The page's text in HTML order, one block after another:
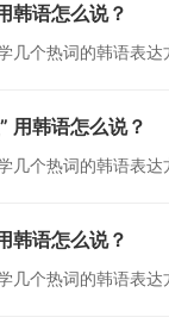
韩语怎么说？
几个热词的韩语表
用韩语怎么说？
几个热词的韩语表
韩语怎么说？
几个热词的韩语表